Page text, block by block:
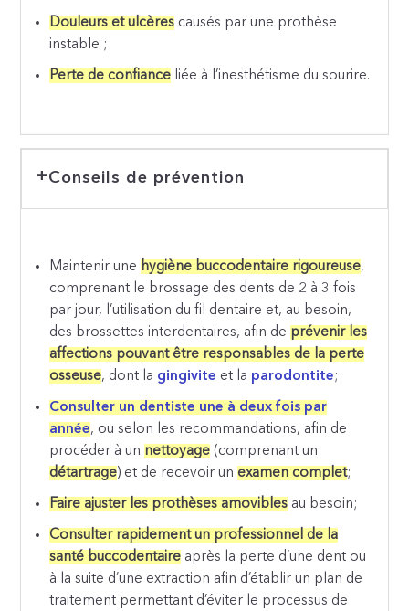
Douleurs et ulcères causés par une prothèse
instable ;
Perte de confiance liée à l’inesthétisme du sourire.
Conseils de prévention
Maintenir une hygiène buccodentaire rigoureuse,
comprenant le brossage des dents de 2 à 3 fois
par jour, l’utilisation du fil dentaire et, au besoin,
des brossettes interdentaires, afin de prévenir les
affections pouvant être responsables de la perte
osseuse, dont la gingivite et la parodontite;
Consulter un dentiste une à deux fois par
année, ou selon les recommandations, afin de
procéder à un nettoyage (comprenant un
détartrage) et de recevoir un examen complet;
Faire ajuster les prothèses amovibles au besoin;
Consulter rapidement un professionnel de la
santé buccodentaire après la perte d’une dent ou
à la suite d’une extraction afin d’établir un plan de
traitement permettant d’éviter le processus de